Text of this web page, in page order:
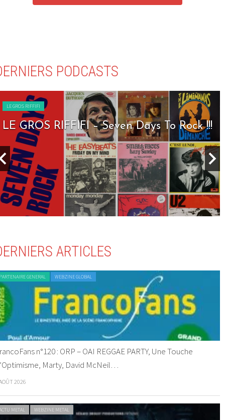
PODCASTS
LE GROS RIFFIFI
LE GROS RIFFIFI – Seven Days To Rock !!!
ARTICLES
GENERAL WEBZINE GLOBAL
n°120 : ORP – OAI REGGAE PARTY, Une Touche
Marty, David McNeil…
2026
METAL WEBZINE METAL